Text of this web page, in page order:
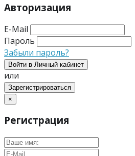
Авторизация
E-Mail
Пароль
Забыли пароль?
Войти в Личный кабинет
или
Зарегистрироваться
×
Регистрация